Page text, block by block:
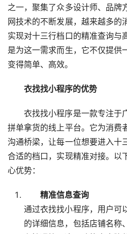
之一，聚集了众多设计师、品牌
网技术的不断发展，越来越多的
实现对十三行档口的精准查询与
是为这一需求而生，它不仅提供
变得简单、高效。
衣找找小程序的优势
衣找找小程序是一款专注于
拼单拿货的线上平台。它为消费
沟通桥梁，让每一位想要进入十
合适的档口，实现精准对接。以
心优势：
精准信息查询
通过衣找找小程序，用户可
的详细信息，包括店铺名称